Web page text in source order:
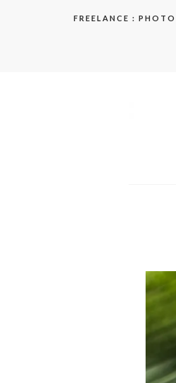
FREELANCE :